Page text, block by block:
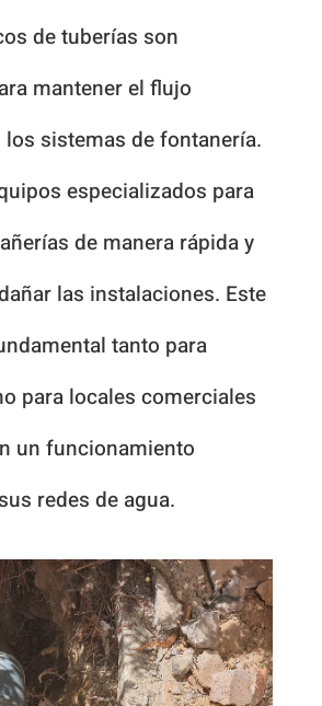
de tuberías son
mantener el flujo
los sistemas de fontanería.
especializados para
de manera rápida y
las instalaciones. Este
tanto para
para locales comerciales
un funcionamiento
redes de agua.